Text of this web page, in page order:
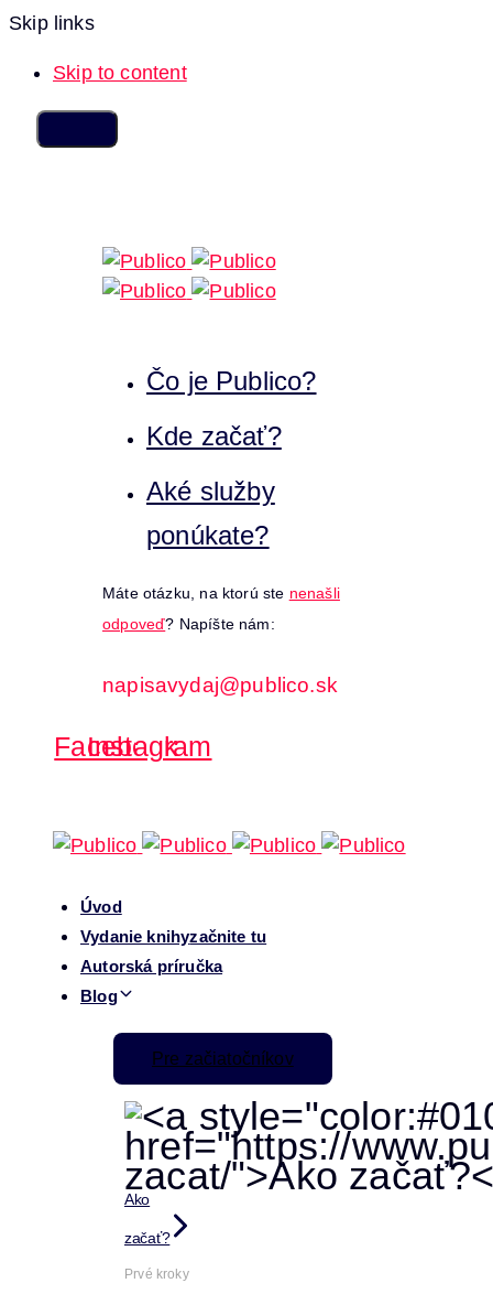
Skip links
Skip to content
Čo je Publico?
Kde začať?
Aké služby
ponúkate?
Máte otázku, na ktorú ste nenašli
odpoveď? Napíšte nám:
napisavydaj@publico.sk
Facebook
Instagram
Úvod
Vydanie knihyzačnite tu
Autorská príručka
Blog
Pre začiatočníkov
Ako
začať?
Prvé kroky